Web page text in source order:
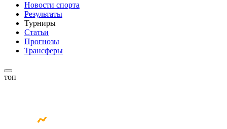
Новости спорта
Результаты
Турниры
Статьи
Прогнозы
Трансферы
топ